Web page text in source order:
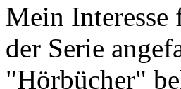
Mein Interesse
der Serie
"Hörbücher"